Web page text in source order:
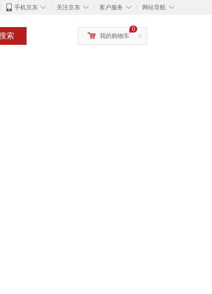
◇
手机京东 ◇
关注京东 ◇
客户服务 ◇
网站导航
索 >
0
我的购物车